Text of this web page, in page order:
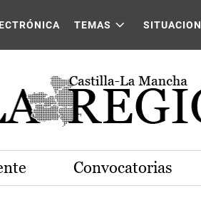
TEMAS
Convocatorias